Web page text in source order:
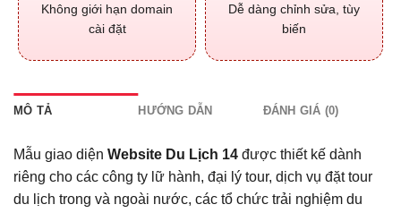
Không giới hạn domain
cài đặt
Dễ dàng chỉnh sửa, tùy
biến
MÔ TẢ HƯỚNG DẪN ĐÁNH GIÁ (0)
Mẫu giao diện Website Du Lịch 14 được thiết kế dành
riêng cho các công ty lữ hành, đại lý tour, dịch vụ đặt tour
du lịch trong và ngoài nước, các tổ chức trải nghiệm du